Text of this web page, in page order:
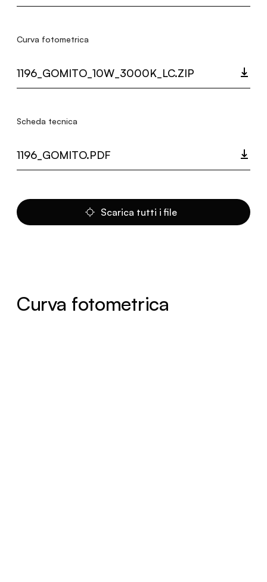
Curva fotometrica
1196_GOMITO_10W_3000K_LC.ZIP
Scheda tecnica
1196_GOMITO.PDF
Scarica tutti i file
Curva fotometrica